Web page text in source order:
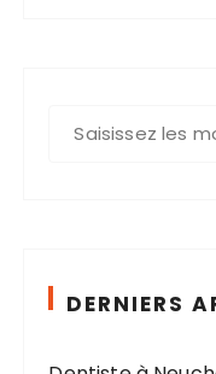
e
DERNIERS